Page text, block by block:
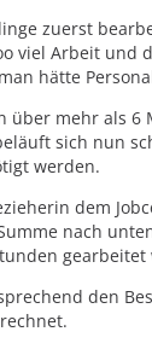
zuerst
viel Arbeit und
hätte
über mehr als 6
sich nun
werden.
dem
nach
gearbeitet
den